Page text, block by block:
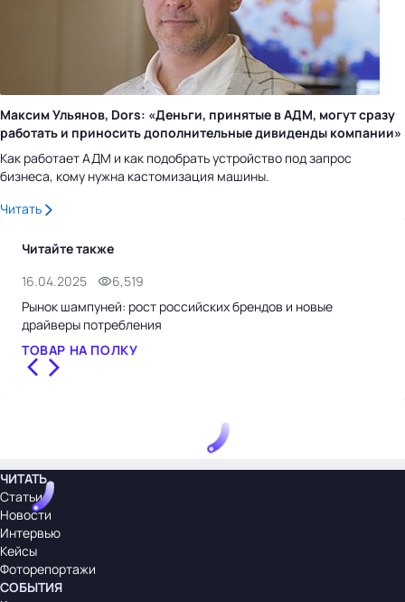
Максим Ульянов, Dors: «Деньги, принятые в АДМ, могут сразу
работать и приносить дополнительные дивиденды компании»
Как работает АДМ и как подобрать устройство под запрос
бизнеса, кому нужна кастомизация машины.
Читать
Читайте также
16.04.2025
6,519
Рынок шампуней: рост российских брендов и новые
драйверы потребления
ТОВАР НА ПОЛКУ
ЧИТАТЬ
Статьи
Новости
Интервью
Кейсы
Фоторепортажи
СОБЫТИЯ